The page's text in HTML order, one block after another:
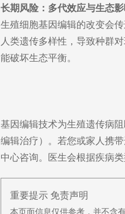
长期风险：多代效应与生态
生殖细胞基因编辑的改变会
人类遗传多样性，导致种群
能破坏生态平衡。
基因编辑技术为生殖遗传病
编辑治疗）。若您或家人携
中心咨询。医生会根据疾病
重要提示 免责声明
本页面信息仅供参考，并不含